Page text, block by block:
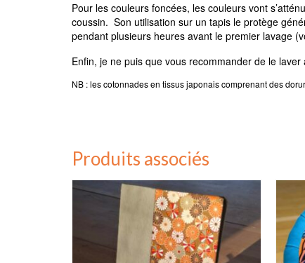
Pour les couleurs foncées, les couleurs vont
coussin. Son utilisation sur un tapis le protège
pendant plusieurs heures avant le premier lavage
Enfin, je ne puis que vous recommander de le
NB : les cotonnades en tissus japonais comprenant des
Produits associés